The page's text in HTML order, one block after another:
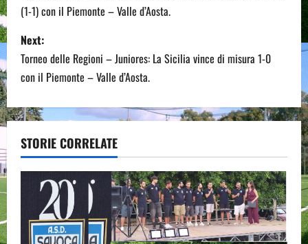
s
t
n
a
v
i
a
(1-1) con il Piemonte – Valle d’Aosta.
Next:
Torneo delle Regioni – Juniores: La Sicilia vince di misura 1-0
con il Piemonte – Valle d’Aosta.
STORIE CORRELATE